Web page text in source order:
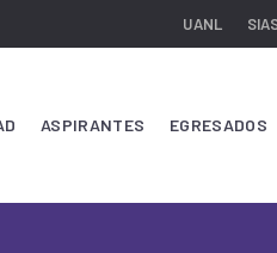
UANL
ASPIRANTES EGRESADOS